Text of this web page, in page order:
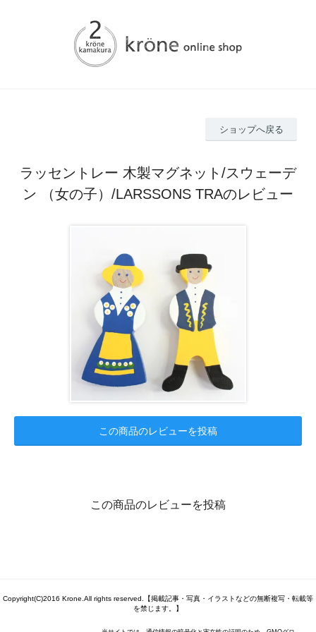
ショップへ戻る
ラッセントレー 木製マグネット/スウェーデ
ン （女の子）/LARSSONS TRAのレビュー
この商品のレビューを投稿
この商品のレビューを投稿
Copyright(C)2016 Krone.All rights reserved.【掲載記事・写真・イラストなどの無断複写・転載等
を禁じます。】